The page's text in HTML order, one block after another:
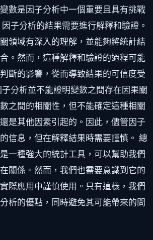
數是因子分析中一個重要且具有挑戰
子分析的結果需要進行解釋和驗證。
領域有深入的理解，並能夠將統計結
。然而，這種解釋和驗證的過程可能
斷的影響，從而導致結果的可信度受
分析並不能證明變數之間存在因果關
之間的相關性，但不能確定這種相關
是其他因素引起的。因此，儘管因子
信息，但在解釋結果時需要謹慎。 總
一種強大的統計工具，可以幫助我們
關係。然而，我們也需要意識到它的
際應用中謹慎使用。只有這樣，我們
析的優點，同時避免其可能帶來的問